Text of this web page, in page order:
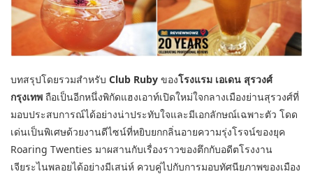
บทสรุปโดยรวมสำหรับ Club Ruby ของโรงแรม เอเดน สุรวงศ์
กรุงเทพ ถือเป็นอีกหนึ่งพิกัดแฮงเอาท์เปิดใหม่ใจกลางเมืองย่านสุรวงศ์ที่
มอบประสบการณ์ได้อย่างน่าประทับใจและมีเอกลักษณ์เฉพาะตัว โดด
เด่นเป็นพิเศษด้วยงานดีไซน์ที่หยิบยกกลิ่นอายความรุ่งโรจน์ของยุค
Roaring Twenties มาผสานกับเรื่องราวของตึกกับอดีตโรงงาน
เจียระไนพลอยได้อย่างมีเสน่ห์ ควบคู่ไปกับการมอบทัศนียภาพของเมือง